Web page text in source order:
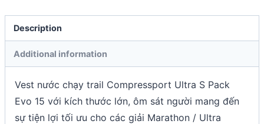
Description
Additional information
Vest nước chạy trail Compressport Ultra S Pack
Evo 15 với kích thước lớn, ôm sát người mang đến
sự tiện lợi tối ưu cho các giải Marathon / Ultra